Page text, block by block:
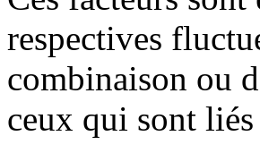
respectives
combinaison ou
ceux qui sont